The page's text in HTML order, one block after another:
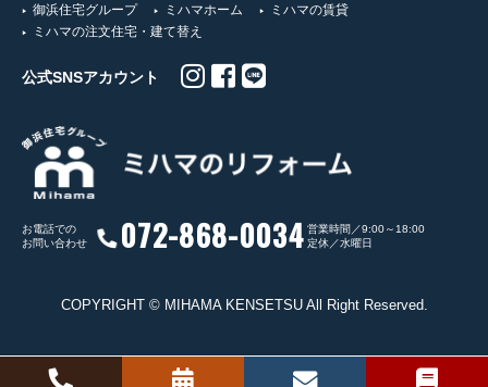
御浜住宅グループ ミハマホーム
ミハマの賃貸
ミハマの注文住宅・建て替え
公式SNSアカウント
お電話での
お問い合わせ
072-868-0034 営業時間／9:00～18:00
定休／水曜日
COPYRIGHT © MIHAMA KENSETSU All Right Reserved.